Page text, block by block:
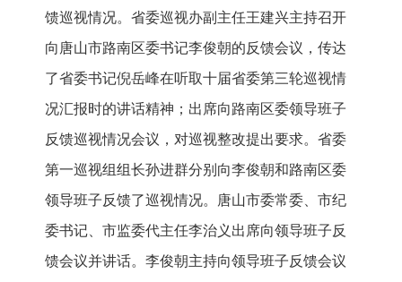
馈巡视情况。省委巡视办副主任王建兴主持召开
向唐山市路南区委书记李俊朝的反馈会议，传达
了省委书记倪岳峰在听取十届省委第三轮巡视情
况汇报时的讲话精神；出席向路南区委领导班子
反馈巡视情况会议，对巡视整改提出要求。省委
第一巡视组组长孙进群分别向李俊朝和路南区委
领导班子反馈了巡视情况。唐山市委常委、市纪
委书记、市监委代主任李治义出席向领导班子反
馈会议并讲话。李俊朝主持向领导班子反馈会议